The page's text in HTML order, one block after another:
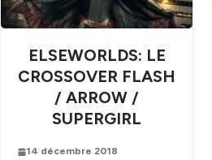
ELSEWORLDS: LE
CROSSOVER FLASH
/ ARROW /
SUPERGIRL
14 décembre 2018